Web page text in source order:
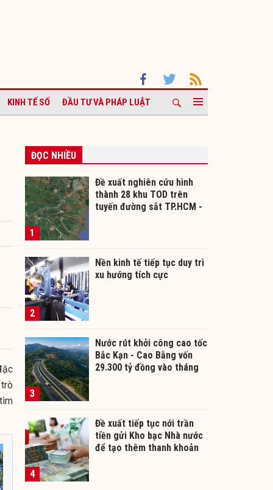
KINH TẾ SỐ ĐẦU TƯ VÀ PHÁP LUẬT
ĐỌC NHIỀU
1
Đề xuất nghiên cứu hình
thành 28 khu TOD trên
tuyến đường sắt TP.HCM -
2
Nền kinh tế tiếp tục duy trì
xu hướng tích cực
3
Nước rút khởi công cao tốc
Bắc Kạn - Cao Bằng vốn
29.300 tỷ đồng vào tháng
4
Đề xuất tiếp tục nới trần
tiền gửi Kho bạc Nhà nước
để tạo thêm thanh khoản